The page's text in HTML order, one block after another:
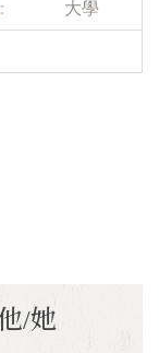
大學
/她